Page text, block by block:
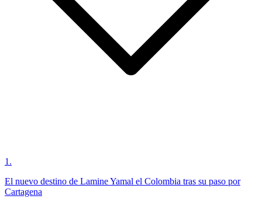
1 .
El nuevo destino de Lamine Yamal el Colombia tras su paso por
Cartagena